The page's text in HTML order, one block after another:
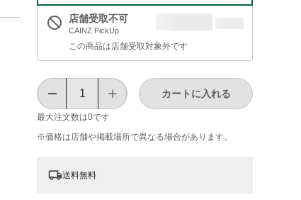
店舗受取不可
CAINZ PickUp
この商品は店舗受取対象外です
最大注文数は0です
カートに入れる
※価格は​店舗や​掲載場所で​異なる​場合が​あります。
送料無料